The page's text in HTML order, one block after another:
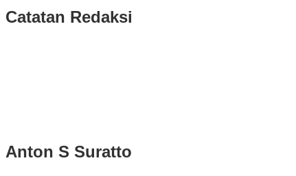
Catatan Redaksi
Anton S Suratto